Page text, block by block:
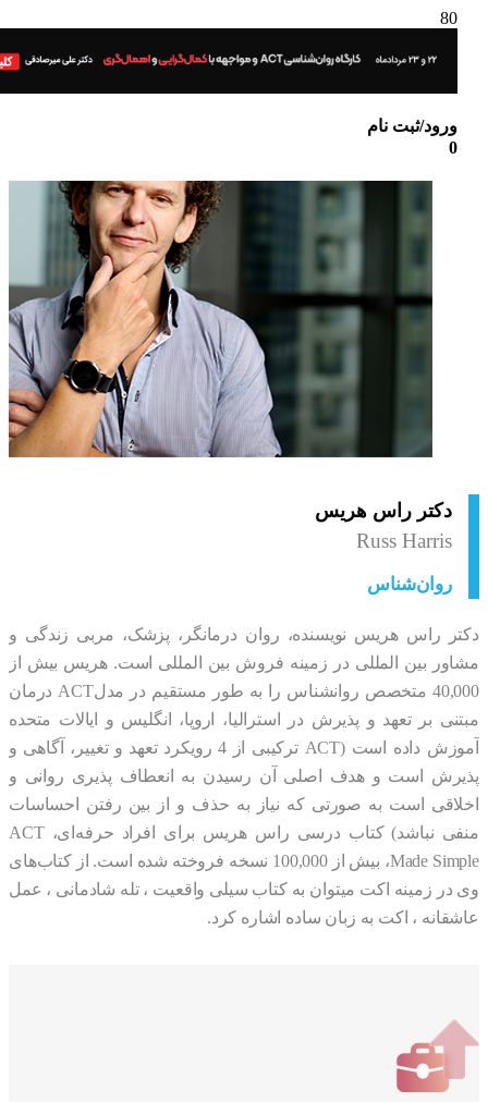
ورود/ثبت نام
دکتر راس هریس
Russ Harris
روان‌شناس
راس هریس نویسنده، روان درمانگر، پزشک، مربی زندگی و
بین المللی در زمینه فروش بین المللی است. هریس بیش از
40,000 متخصص روانشناس را به طور مستقیم در مدلACT درمان
بر تعهد و پذیرش در استرالیا، اروپا، انگلیس و ایالات متحده
آموزش داده است (ACT ترکیبی از 4 رویکرد تعهد و تغییر، آگاهی و
است و هدف اصلی آن رسیدن به انعطاف پذیری روانی و
است به صورتی که نیاز به حذف و از بین رفتن احساسات
منفی نباشد) كتاب درسی راس هریس برای افراد حرفه‌ای، ACT
Made Simple، بیش از 100,000 نسخه فروخته شده است. از کتاب‌های
زمینه اکت میتوان به کتاب سیلی واقعیت ، تله شادمانی ، عمل
، اکت به زبان ساده اشاره کرد.